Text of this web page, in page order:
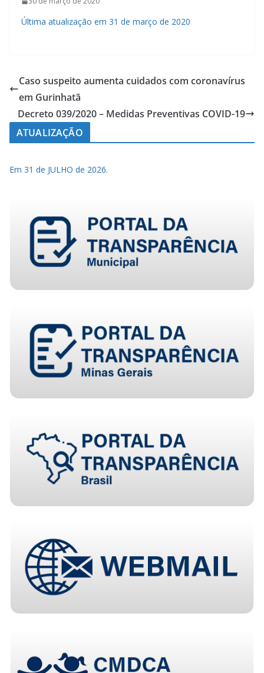
Última atualização em 31 de março de 2020
Caso suspeito aumenta cuidados com coronavírus
em Gurinhatã
Decreto 039/2020 – Medidas Preventivas COVID-19
ATUALIZAÇÃO
Em 31 de JULHO de 2026.